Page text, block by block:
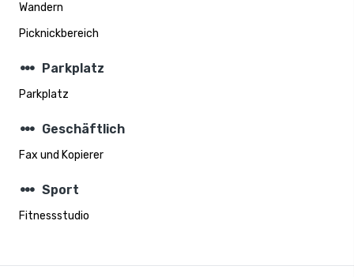
Wandern
Picknickbereich
steppers Parkplatz
Parkplatz
steppers Geschäftlich
Fax und Kopierer
steppers Sport
Fitnessstudio